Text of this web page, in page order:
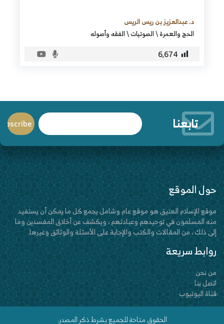
د. عبدالعزيز بن ريس الريس
الحج والعمرة\الصوتيات\الفقه وأصوله
6٬674
تابعنا
حول الموقع
موقع الإسلام العتيق هو موقع عام وشامل يجمع كل ما يمكن أن يستفيد
منه المسلمون في توحيدهم وعبادتهم ، ويكشف عن أخلاق المفسدين وما
إلى ذلك ، من المقالات والكتب والإجابة على الأسئلة والوثائق وغيرها.
روابط سريعة
من نحن
اتصل بنا
قناة اليوتيوب
الحقوق متاحة للجميع بشرط ذكر المصدر.